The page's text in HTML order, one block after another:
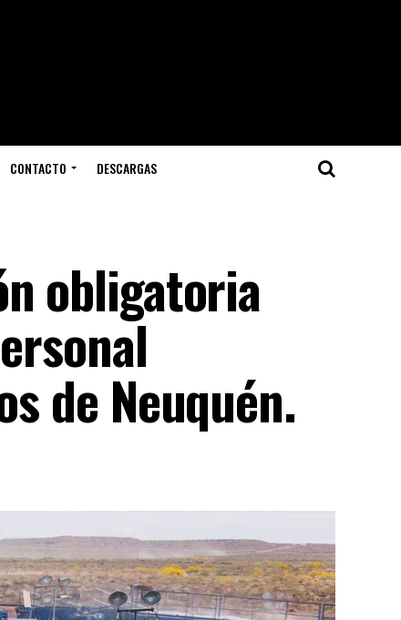
CONTACTO DESCARGAS
obligatoria
de Neuquén.